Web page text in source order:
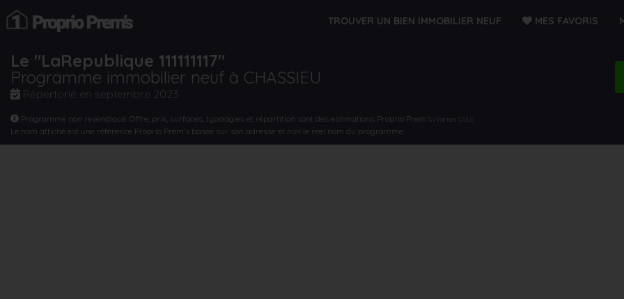
TROUVER UN BIEN IMMOBILIER NEUF MES FAVORIS
Le "LaRepublique 111111117"
Programme immobilier neuf à CHASSIEU
Répertorié en septembre 2023
Programme non revendiqué. Offre, prix, surfaces, typologies et répartition sont des estimations Proprio Prem’s (Voir nos CGU)
Le nom affiché est une référence Proprio Prem’s basée sur son adresse et non le réel nom du programme.